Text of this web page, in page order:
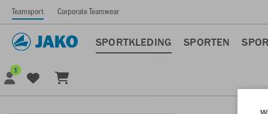
Teamsport Corporate Teamwear
SPORTKLEDING SPORTEN
1